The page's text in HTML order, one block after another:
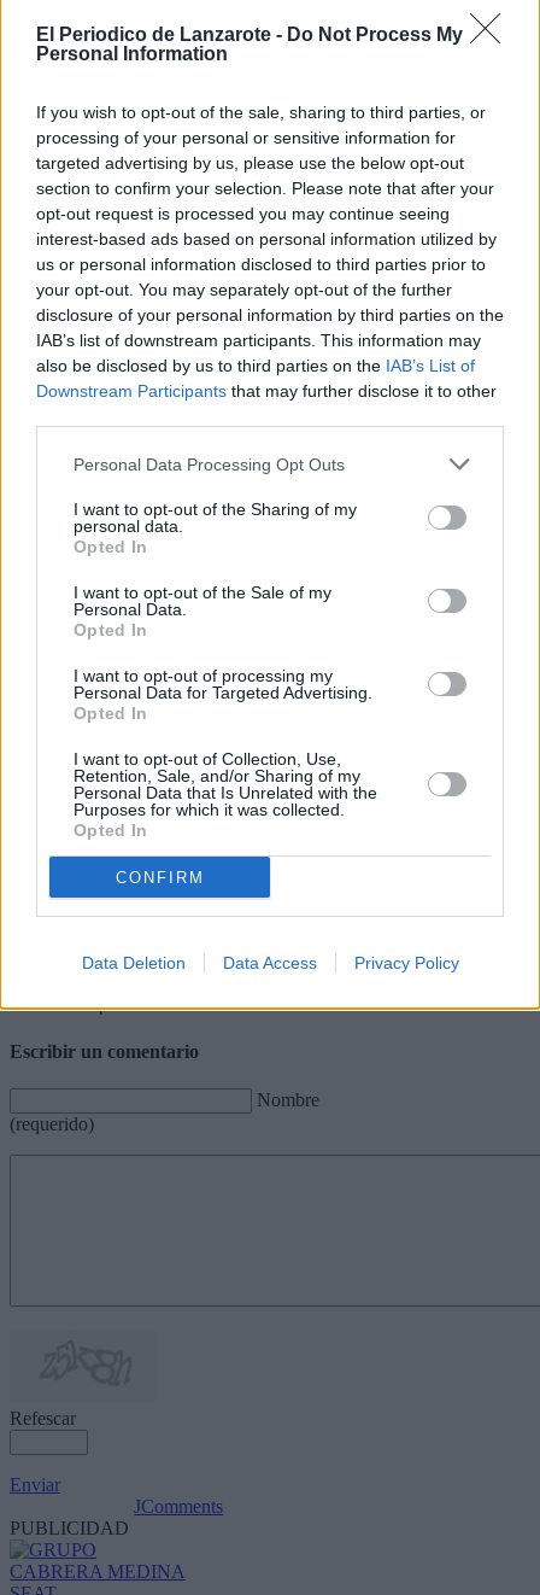
El Periodico de Lanzarote - Do Not Process My
Personal Information
If you wish to opt-out of the sale, sharing to third parties, or
processing of your personal or sensitive information for
targeted advertising by us, please use the below opt-out
section to confirm your selection. Please note that after your
opt-out request is processed you may continue seeing
interest-based ads based on personal information utilized by
us or personal information disclosed to third parties prior to
your opt-out. You may separately opt-out of the further
disclosure of your personal information by third parties on the
IAB’s list of downstream participants. This information may
also be disclosed by us to third parties on the IAB’s List of
Downstream Participants that may further disclose it to other
Personal Data Processing Opt Outs
I want to opt-out of the Sharing of my
personal data.
Opted In
I want to opt-out of the Sale of my
Personal Data.
Opted In
I want to opt-out of processing my
Personal Data for Targeted Advertising.
Opted In
I want to opt-out of Collection, Use,
Retention, Sale, and/or Sharing of my
Personal Data that Is Unrelated with the
Purposes for which it was collected.
Opted In
CONFIRM
Data Deletion Data Access Privacy Policy
la tinta y el papel, con absoluta
impunidad.
desde niño me repetía mi padre y algún
que otro profesor (a). Tenemos un
problema serio con la falta de lectura y
comprensión lectora y escucha entre la
juventud, ensimismada y consumidora
de información casi que
exclusivamente en redes sociales, por
tanto, mucho más expuesta a la tiranía
del algoritmo que predice gustos,
cambia hábitos de consumo y dirige la
atención a intereses ajenos. Más
emoción que reflexión.
Preocupa la apatía a la investigación, a
fuentes. Preocupa el desconocimiento
hacen añorar tiempos dictatoriales
manchados de sangre y horror. La
última evaluación internacional que
alumnas de 15 y 16 años en tres áreas
básicas del saber: lectura, matemáticas
y ciencias, el informe PISA, publicado
los estudiantes españoles bajan en
comprensión lectora, el segundo peor
dato histórico, y están por debajo de la
adolescentes evaluados en 2023 son
hoy adultos jóvenes.
Si tenemos una producción
desorbitada de información que nos
llega a velocidad de vértigo desde
distintos frentes, difícil de gestionar,
¿qué elementos de juicio nos quedan
analizarla? Sin darnos cuenta, o sí,
nuestro espíritu crítico.
Escribir un comentario
Nombre
(requerido)
Refescar
Enviar
JComments
PUBLICIDAD